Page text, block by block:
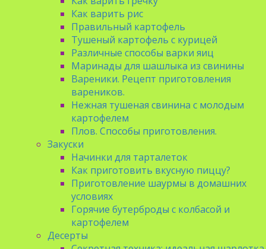
Как варить рис
Правильный картофель
Тушеный картофель с курицей
Различные способы варки яиц
Маринады для шашлыка из свинины
Вареники. Рецепт приготовления
вареников.
Нежная тушеная свинина с молодым
картофелем
Плов. Способы приготовления.
Закуски
Начинки для тарталеток
Как приготовить вкусную пиццу?
Приготовление шаурмы в домашних
условиях
Горячие бутерброды с колбасой и
картофелем
Десерты